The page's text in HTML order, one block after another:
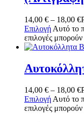
14,00 € – 18,00 €
Επιλογή Αυτό το
επιλογές
14,00 € – 18,00 €
Επιλογή Αυτό το
επιλογές